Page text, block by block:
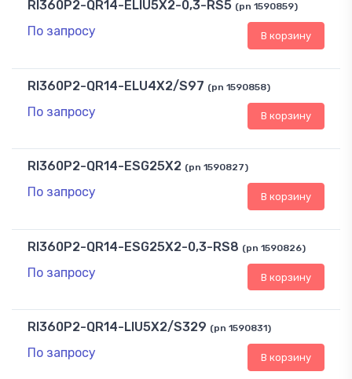
RI360P2-QR14-ELIU5X2-0,3-RS5 (pn 1590859)
По запросу В корзину
RI360P2-QR14-ELU4X2/S97 (pn 1590858)
По запросу В корзину
RI360P2-QR14-ESG25X2 (pn 1590827)
По запросу В корзину
RI360P2-QR14-ESG25X2-0,3-RS8 (pn 1590826)
По запросу В корзину
RI360P2-QR14-LIU5X2/S329 (pn 1590831)
По запросу В корзину